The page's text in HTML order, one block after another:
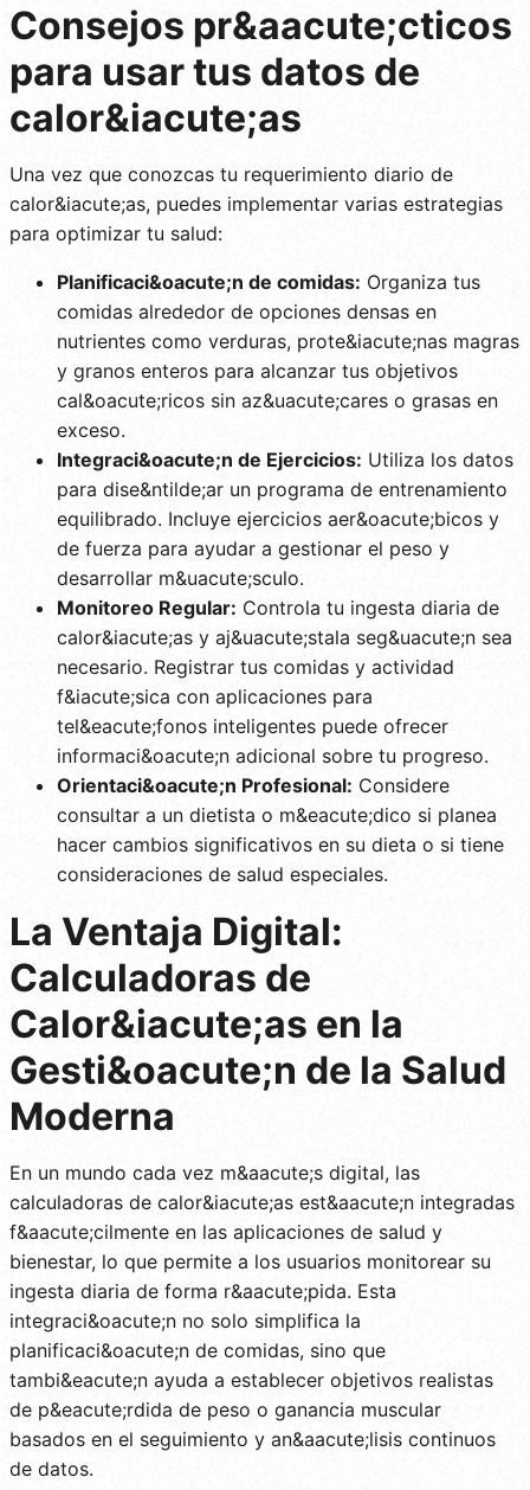
Consejos pr&aacute;cticos
para usar tus datos de
calor&iacute;as
Una vez que conozcas tu requerimiento diario de
calor&iacute;as, puedes implementar varias estrategias
para optimizar tu salud:
Planificaci&oacute;n de comidas: Organiza tus
comidas alrededor de opciones densas en
nutrientes como verduras, prote&iacute;nas magras
y granos enteros para alcanzar tus objetivos
cal&oacute;ricos sin az&uacute;cares o grasas en
exceso.
Integraci&oacute;n de Ejercicios: Utiliza los datos
para dise&ntilde;ar un programa de entrenamiento
equilibrado. Incluye ejercicios aer&oacute;bicos y
de fuerza para ayudar a gestionar el peso y
desarrollar m&uacute;sculo.
Monitoreo Regular: Controla tu ingesta diaria de
calor&iacute;as y aj&uacute;stala seg&uacute;n sea
necesario. Registrar tus comidas y actividad
f&iacute;sica con aplicaciones para
tel&eacute;fonos inteligentes puede ofrecer
informaci&oacute;n adicional sobre tu progreso.
Orientaci&oacute;n Profesional: Considere
consultar a un dietista o m&eacute;dico si planea
hacer cambios significativos en su dieta o si tiene
consideraciones de salud especiales.
La Ventaja Digital:
Calculadoras de
Calor&iacute;as en la
Gesti&oacute;n de la Salud
Moderna
En un mundo cada vez m&aacute;s digital, las
calculadoras de calor&iacute;as est&aacute;n integradas
f&aacute;cilmente en las aplicaciones de salud y
bienestar, lo que permite a los usuarios monitorear su
ingesta diaria de forma r&aacute;pida. Esta
integraci&oacute;n no solo simplifica la
planificaci&oacute;n de comidas, sino que
tambi&eacute;n ayuda a establecer objetivos realistas
de p&eacute;rdida de peso o ganancia muscular
basados en el seguimiento y an&aacute;lisis continuos
de datos.